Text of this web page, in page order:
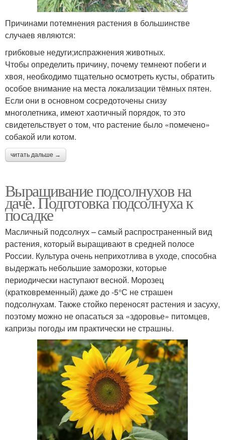
Причинами потемнения растения в большинстве
случаев являются:
грибковые недуги;испражнения животных.
Чтобы определить причину, почему темнеют побеги и
хвоя, необходимо тщательно осмотреть кусты, обратить
особое внимание на места локализации тёмных пятен.
Если они в основном сосредоточены снизу
многолетника, имеют хаотичный порядок, то это
свидетельствует о том, что растение было «помечено»
собакой или котом.
читать дальше →
Выращивание подсолнухов на
даче. Подготовка подсолнуха к
посадке
Масличный подсолнух – самый распространенный вид
растения, который выращивают в средней полосе
России. Культура очень неприхотлива в уходе, способна
выдержать небольшие заморозки, которые
периодически наступают весной. Морозец
(кратковременный) даже до -5°С не страшен
подсолнухам. Также стойко переносят растения и засуху,
поэтому можно не опасаться за «здоровье» питомцев,
капризы погоды им практически не страшны.